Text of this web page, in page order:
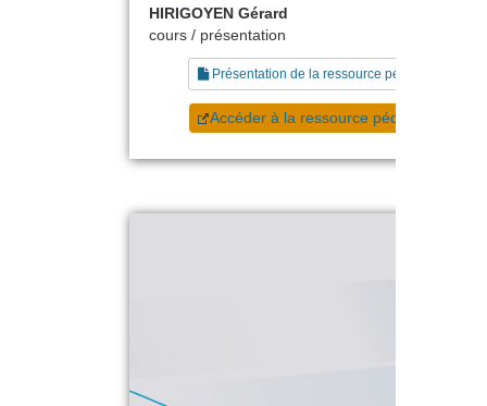
HIRIGOYEN Gérard
cours / présentation
Présentation de la ressource pédagogique
Accéder à la ressource pédagogique